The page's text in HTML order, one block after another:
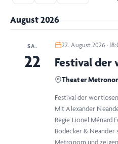
August 2026
SA.
22
22. August 2026 ·
Festival der
Theater
Festival der
Mit Alexander
Regie Lionel Ménard
Bodecker & Neander
Metronom und zeigen